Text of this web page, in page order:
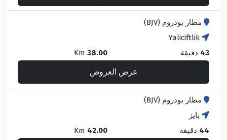
مطار بودروم (BJV)
Yaliciftlik
43 دقيقة 38.00
عرض العروض
مطار بودروم (BJV)
بايز
44 دقيقة 42.00